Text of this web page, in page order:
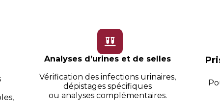
Analyses d’urines et de selles
Vérification des infections urinaires,
dépistages spécifiques
ou analyses complémentaires.